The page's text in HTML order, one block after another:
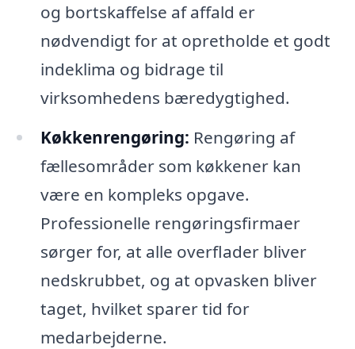
og bortskaffelse af affald er
nødvendigt for at opretholde et godt
indeklima og bidrage til
virksomhedens bæredygtighed.
Køkkenrengøring: Rengøring af
fællesområder som køkkener kan
være en kompleks opgave.
Professionelle rengøringsfirmaer
sørger for, at alle overflader bliver
nedskrubbet, og at opvasken bliver
taget, hvilket sparer tid for
medarbejderne.